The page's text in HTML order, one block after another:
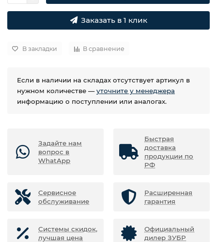
Заказать в 1 клик
В закладки В сравнение
Если в наличии на складах отсутствует артикул в
нужном количестве —уточните у менеджера
информацию о поступлении или аналогах.
Задайте нам
вопрос в
WhatApp
Быстрая
доставка
продукции по
РФ
Сервисное
обслуживание
Расширенная
гарантия
Системы скидок,
лучшая цена
Официальный
дилер ЗУБР